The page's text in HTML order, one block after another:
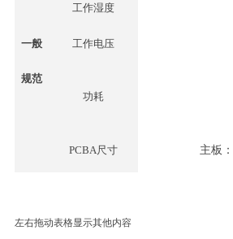
一般
规范
工作湿度
工作电压
功耗
PCBA尺寸 主板：
左右拖动表格显示其他内容